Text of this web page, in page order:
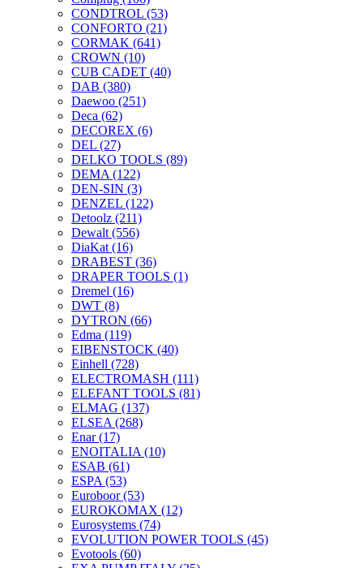
CONDTROL (53)
CONFORTO (21)
CORMAK (641)
CROWN (10)
CUB CADET (40)
DAB (380)
Daewoo (251)
Deca (62)
DECOREX (6)
DEL (27)
DELKO TOOLS (89)
DEMA (122)
DEN-SIN (3)
DENZEL (122)
Detoolz (211)
Dewalt (556)
DiaKat (16)
DRABEST (36)
DRAPER TOOLS (1)
Dremel (16)
DWT (8)
DYTRON (66)
Edma (119)
EIBENSTOCK (40)
Einhell (728)
ELECTROMASH (111)
ELEFANT TOOLS (81)
ELMAG (137)
ELSEA (268)
Enar(17)
ENOITALIA (10)
ESAB (61)
ESPA (53)
Euroboor(53)
EUROKOMAX (12)
Eurosystems (74)
EVOLUTION POWER TOOLS (45)
Evotools (60)